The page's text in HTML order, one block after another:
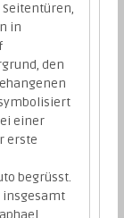
in
den
einer
erste
begrüsst.
insgesamt